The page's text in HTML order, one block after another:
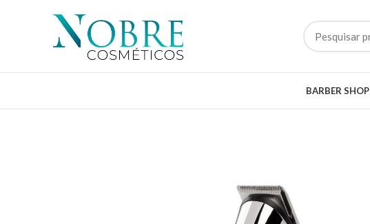
BARBER SHOP